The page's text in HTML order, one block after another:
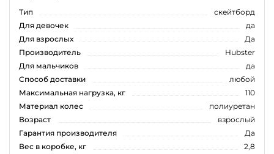
Тип
скейтборд
Для девочек
да
Для взрослых
Да
Производитель
Hubster
Для мальчиков
да
Способ доставки
любой
Максимальная нагрузка, кг
110
Материал колес
полиуретан
Возраст
взрослый
Гарантия производителя
Да
Вес в коробке, кг
2,8